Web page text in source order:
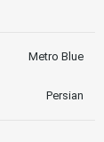
Metro Blue
Persian